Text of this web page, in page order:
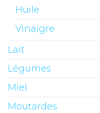
Huile
Vinaigre
Lait
Légumes
Miel
Moutardes